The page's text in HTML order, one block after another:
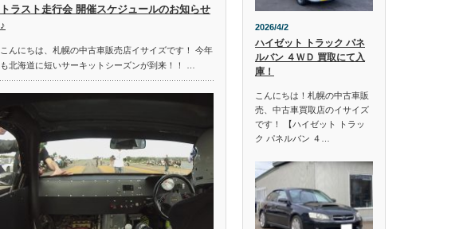
トラスト走行会 開催スケジュールのお知らせ
♪
こんにちは、札幌の中古車販売店イサイズです！ 今年
も北海道に短いサーキットシーズンが到来！！ …
2026/4/2
ハイゼット トラック パネ
ルバン ４ＷＤ 買取にて入
庫！
こんにちは！札幌の中古車販
売、中古車買取店のイサイズ
です！ 【ハイゼット トラッ
ク パネルバン ４…